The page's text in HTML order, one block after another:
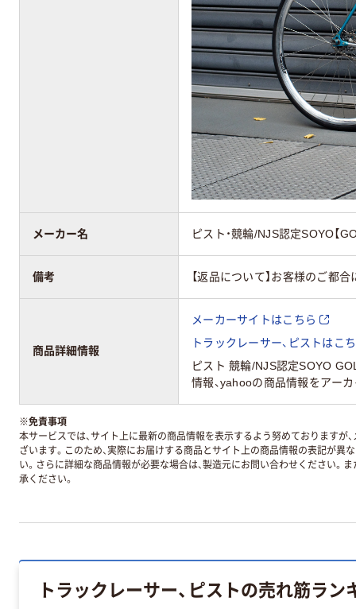
メーカー名 ピスト・競輪/NJS認定SOYO【
備考 【返品について】お客様のご都
商品詳細情報
メーカーサイトはこちら
トラックレーサー、ピストはこ
ピスト 競輪/NJS認定SOYO
情報、yahooの商品情報をアー
※免責事項
本サービスでは、サイト上に最新の商品情報を表示するよう努めておりますが、
ざいます。このため、実際にお届けする商品とサイト上の商品情報の表記が
い。さらに詳細な商品情報が必要な場合は、製造元にお問い合わせください。
承ください。
トラックレーサー、ピストの売れ筋ラン